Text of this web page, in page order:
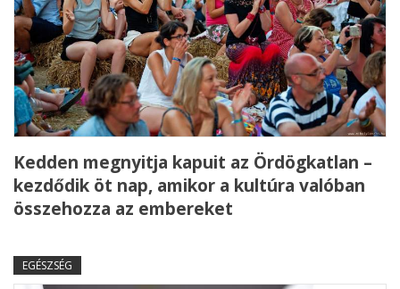
Kedden megnyitja kapuit az Ördögkatlan –
kezdődik öt nap, amikor a kultúra valóban
összehozza az embereket
EGÉSZSÉG